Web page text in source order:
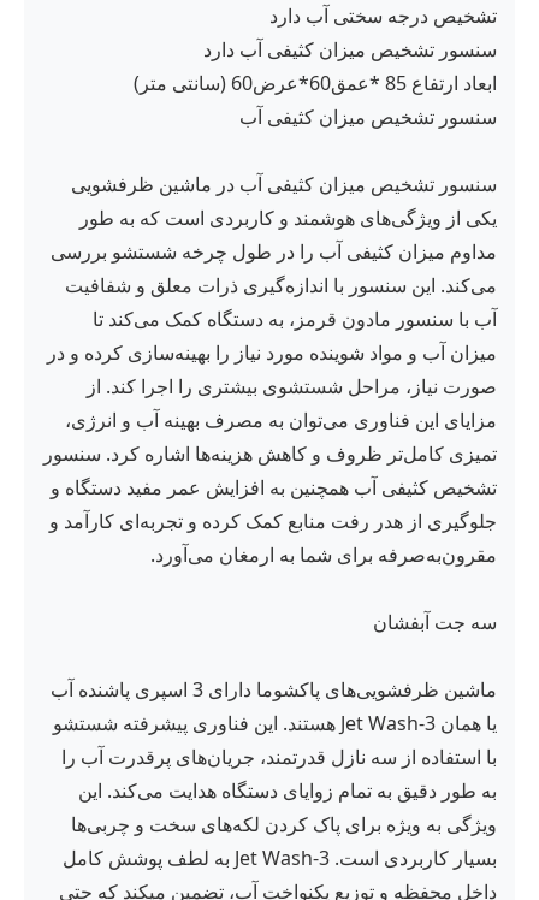
تشخیص درجه سختی آب دارد
سنسور تشخیص میزان کثیفی آب دارد
ابعاد ارتفاع 85 *عمق60*عرض60 (سانتی متر)
سنسور تشخیص میزان کثیفی آب
سنسور تشخیص میزان کثیفی آب در ماشین ظرفشویی
یکی از ویژگی‌های هوشمند و کاربردی است که به طور
مداوم میزان کثیفی آب را در طول چرخه شستشو بررسی
می‌کند. این سنسور با اندازه‌گیری ذرات معلق و شفافیت
آب با سنسور مادون قرمز، به دستگاه کمک می‌کند تا
میزان آب و مواد شوینده مورد نیاز را بهینه‌سازی کرده و در
صورت نیاز، مراحل شستشوی بیشتری را اجرا کند. از
مزایای این فناوری می‌توان به مصرف بهینه آب و انرژی،
تمیزی کامل‌تر ظروف و کاهش هزینه‌ها اشاره کرد. سنسور
تشخیص کثیفی آب همچنین به افزایش عمر مفید دستگاه و
جلوگیری از هدر رفت منابع کمک کرده و تجربه‌ای کارآمد و
مقرون‌به‌صرفه برای شما به ارمغان می‌آورد.
سه جت آبفشان
ماشین ظرفشویی‌های پاکشوما دارای 3 اسپری پاشنده آب
یا همان 3-Jet Wash هستند. این فناوری پیشرفته شستشو
با استفاده از سه نازل قدرتمند، جریان‌های پرقدرت آب را
به طور دقیق به تمام زوایای دستگاه هدایت می‌کند. این
ویژگی به ویژه برای پاک کردن لکه‌های سخت و چربی‌ها
بسیار کاربردی است. 3-Jet Wash به لطف پوشش کامل
داخل محفظه و توزیع یکنواخت آب، تضمین میکند که حتی